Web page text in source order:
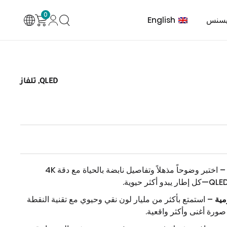
English
0
QLED, تلفاز
– اختبر وضوحاً مذهلاً وتفاصيل نابضة بالحياة مع دقة 4K
– استمتع بأكثر من مليار لون نقي وحيوي مع تقنية النقطة
صورة أغنى وأكثر واقعية.